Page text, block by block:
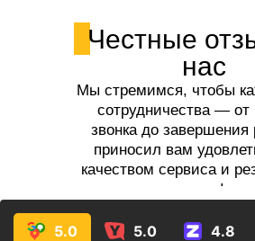
Честные
нас
Мы стремимся, чтобы
сотрудничества — от
звонка до
приносил вам
качеством сервиса и
услуг!
5.0 5.0 4.8